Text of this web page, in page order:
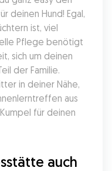
deinen Hund! Egal,
ist, viel
Pflege benötigt
sich um deinen
der Familie.
in deiner Nähe,
aus
für deinen
auch